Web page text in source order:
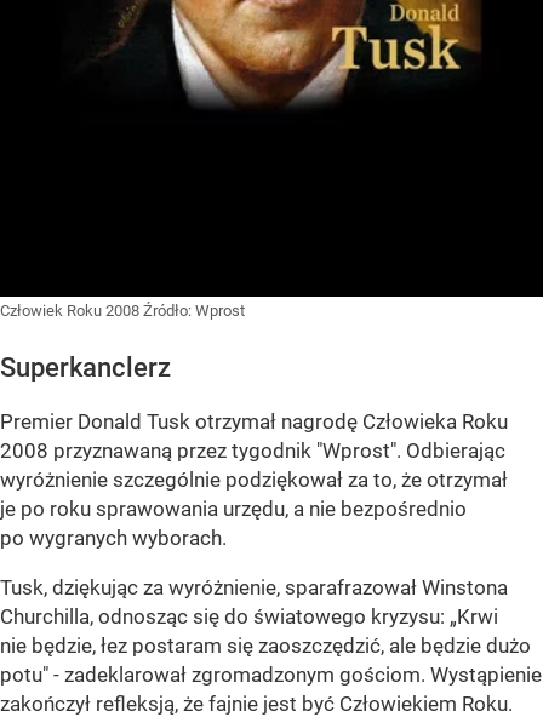
Człowiek Roku 2008 Źródło: Wprost
Superkanclerz
Premier Donald Tusk otrzymał nagrodę Człowieka Roku
2008 przyznawaną przez tygodnik "Wprost". Odbierając
wyróżnienie szczególnie podziękował za to, że otrzymał
je po roku sprawowania urzędu, a nie bezpośrednio
po wygranych wyborach.
Tusk, dziękując za wyróżnienie, sparafrazował Winstona
Churchilla, odnosząc się do światowego kryzysu: „Krwi
nie będzie, łez postaram się zaoszczędzić, ale będzie dużo
potu" - zadeklarował zgromadzonym gościom. Wystąpienie
zakończył refleksją, że fajnie jest być Człowiekiem Roku.